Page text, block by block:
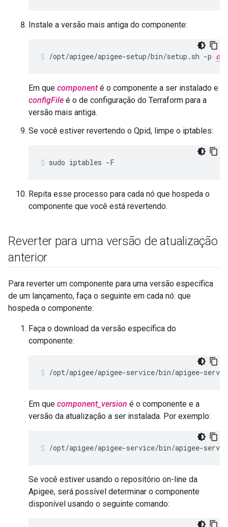
Instale a versão mais antiga do componente:
/opt/apigee/apigee-setup/bin/setup.sh -p
Em que componenté o componente a ser instalado e
configFile é o de configuração do Terraform para a
versão mais antiga.
Se você estiver revertendo o Qpid, limpe o iptables:
sudo iptables -F
Repita esse processo para cada nó que hospeda o
componente que você está revertendo.
Reverter para uma versão de atualização
anterior
Para reverter um componente para uma versão específica
de um lançamento, faça o seguinte em cada nó: que
hospeda o componente:
Faça o download da versão específica do
componente:
/opt/apigee/apigee-service/bin/apigee-
Em que component_version é o componente e a
versão da atualização a ser instalada. Por exemplo:
/opt/apigee/apigee-service/bin/apigee-
Se você estiver usando o repositório on-line da
Apigee, será possível determinar o componente
disponível usando o seguinte comando: